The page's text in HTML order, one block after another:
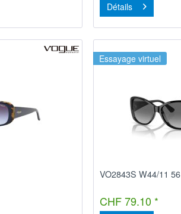
Détails
Essayage virtuel
VO2843S W44/11 56
CHF 79.10 *